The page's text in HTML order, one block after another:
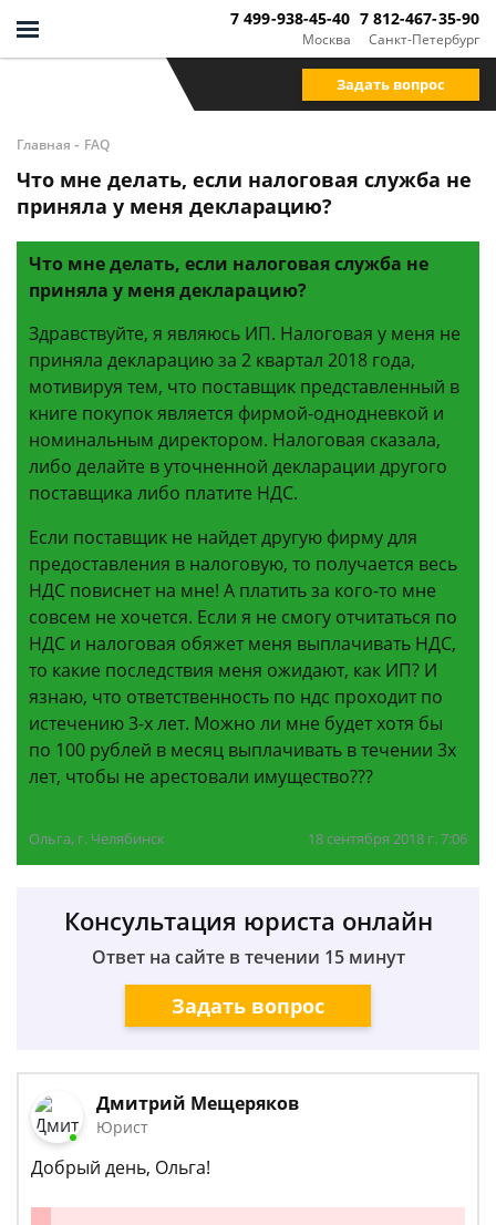
Москва
7 499-938-45-40
Санкт-Петербург
7 812-467-35-90
Задать вопрос
Главная - FAQ
Что мне делать, если налоговая служба не
приняла у меня декларацию?
Что мне делать, если налоговая служба не
приняла у меня декларацию?
Здравствуйте, я являюсь ИП. Налоговая у меня не
приняла декларацию за 2 квартал 2018 года,
мотивируя тем, что поставщик представленный в
книге покупок является фирмой-однодневкой и
номинальным директором. Налоговая сказала,
либо делайте в уточненной декларации другого
поставщика либо платите НДС.
Если поставщик не найдет другую фирму для
предоставления в налоговую, то получается весь
НДС повиснет на мне! А платить за кого-то мне
совсем не хочется. Если я не смогу отчитаться по
НДС и налоговая обяжет меня выплачивать НДС,
то какие последствия меня ожидают, как ИП? И
язнаю, что ответственность по ндс проходит по
истечению 3-х лет. Можно ли мне будет хотя бы
по 100 рублей в месяц выплачивать в течении 3х
лет, чтобы не арестовали имущество???
Ольга, г. Челябинск 18 сентября 2018 г. 7:06
Консультация юриста онлайн
Ответ на сайте в течении 15 минут
Задать вопрос
Дмитрий Мещеряков
Юрист
Добрый день, Ольга!